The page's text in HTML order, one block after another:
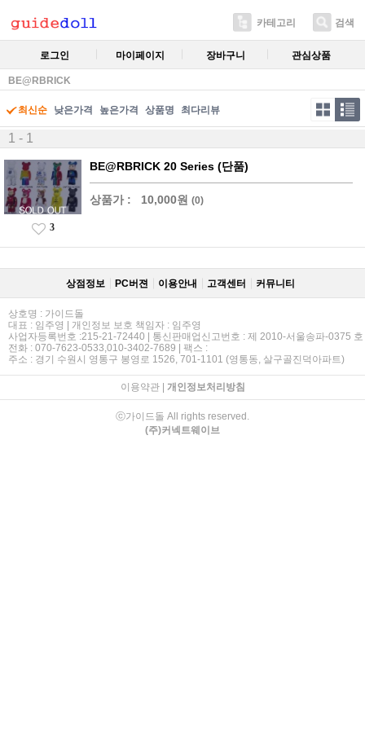
카테고리 검색
로그인 마이페이지 장바구니 관심상품
BE@RBRICK
최신순 낮은가격 높은가격 상품명 최다리뷰
1 - 1
BE@RBRICK 20 Series (단품)
상품가 : 10,000원 (0)
3
상점정보 PC버젼 이용안내 고객센터 커뮤니티
상호명 : 가이드돌
대표 : 임주영 | 개인정보 보호 책임자 : 임주영
사업자등록번호 :215-21-72440 | 통신판매업신고번호 : 제 2010-서울송파-0375 호
전화 : 070-7623-0533,010-3402-7689 | 팩스 :
주소 : 경기 수원시 영통구 봉영로 1526, 701-1101 (영통동, 살구골진덕아파트)
이용약관| 개인정보처리방침
ⓒ가이드돌 All rights reserved.
(주)커넥트웨이브